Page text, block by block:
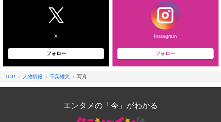
X
フォロー
Instagram
フォロー
TOP 人物情報 千葉雄大 写真
エンタメの「今」がわかる